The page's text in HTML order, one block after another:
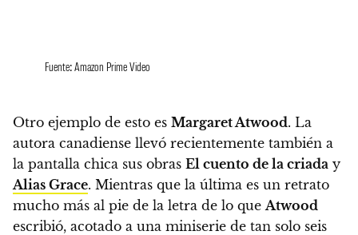
Fuente: Amazon Prime Video
Otro ejemplo de esto es Margaret Atwood. La
autora canadiense llevó recientemente también a
la pantalla chica sus obras El cuento de la criada y
Alias Grace. Mientras que la última es un retrato
mucho más al pie de la letra de lo que Atwood
escribió, acotado a una miniserie de tan solo seis